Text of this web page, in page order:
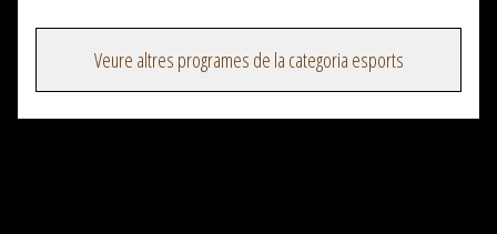
Veure altres programes de la categoria esports